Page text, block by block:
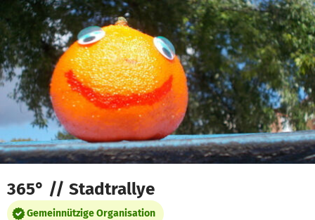
Zum Hauptinhalt springen
Erklärung zur Barrierefreiheit anzeigen
365° // Stadtrallye
Gemeinnützige Organisation